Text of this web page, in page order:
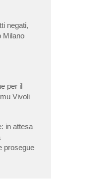
negati,
Milano
per il
Vivoli
in attesa
prosegue